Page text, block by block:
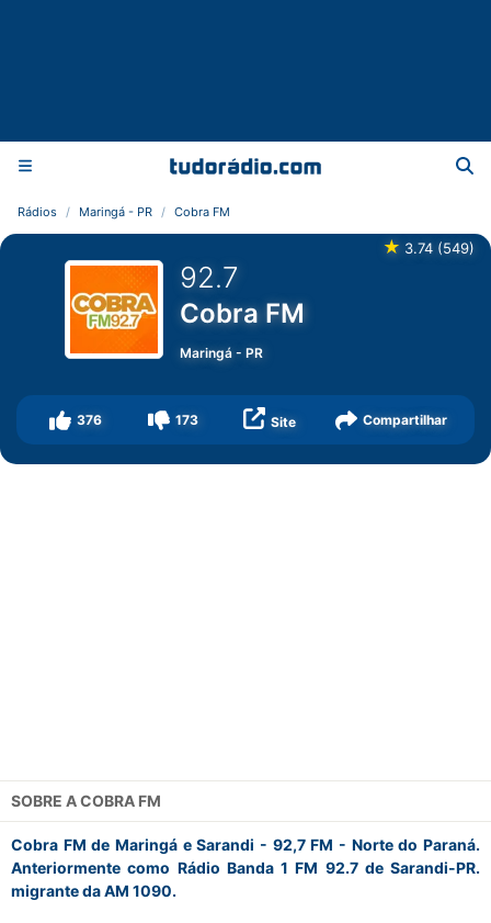
Rádios Maringá - PR Cobra FM
★ 3.74 (549)
92.7
Cobra FM
Maringá -PR
376 173 Site Compartilhar
SOBRE ACOBRA FM
Cobra FM de Maringá e Sarandi - 92,7 FM - Norte do Paraná.
Anteriormente como Rádio Banda 1 FM 92.7 de Sarandi-PR.
migrante da AM 1090.